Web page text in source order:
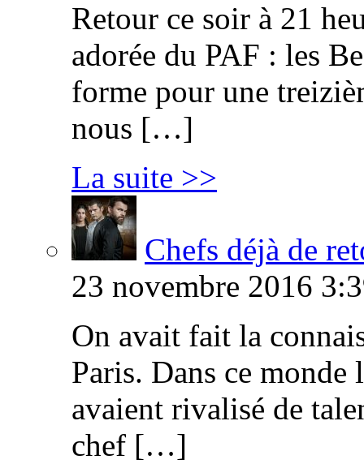
Retour ce soir à 21
adorée du PAF : les
forme pour une
nous […]
La suite >>
Chefs déjà de
23 novembre 2016
On avait fait la
Paris. Dans ce
avaient rivalisé de
chef […]